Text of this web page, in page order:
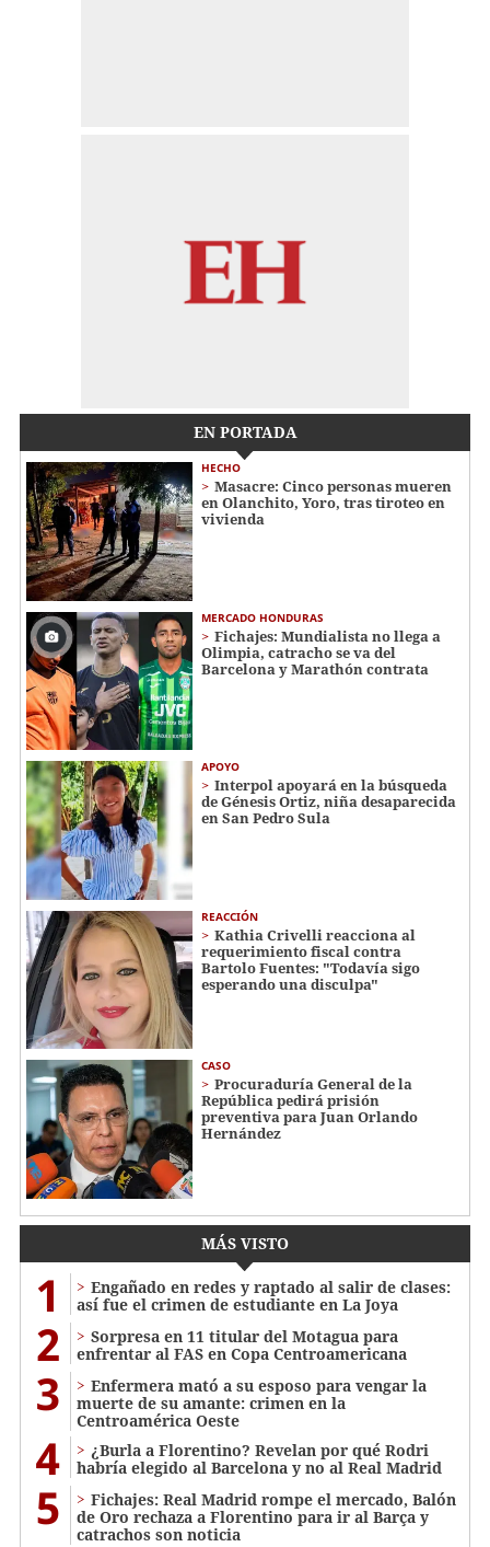
EN PORTADA
HECHO
Masacre: Cinco personas mueren
en Olanchito, Yoro, tras tiroteo en
vivienda
MERCADO HONDURAS
Fichajes: Mundialista no llega a
Olimpia, catracho se va del
Barcelona y Marathón contrata
APOYO
Interpol apoyará en la búsqueda
de Génesis Ortiz, niña desaparecida
en San Pedro Sula
REACCIÓN
Kathia Crivelli reacciona al
requerimiento fiscal contra
Bartolo Fuentes: "Todavía sigo
esperando una disculpa"
CASO
Procuraduría General de la
República pedirá prisión
preventiva para Juan Orlando
Hernández
MÁS VISTO
1
Engañado en redes y raptado al salir de clases:
así fue el crimen de estudiante en La Joya
2
Sorpresa en 11 titular del Motagua para
enfrentar al FAS en Copa Centroamericana
3
Enfermera mató a su esposo para vengar la
muerte de su amante: crimen en la
Centroamérica Oeste
4
¿Burla a Florentino? Revelan por qué Rodri
habría elegido al Barcelona y no al Real Madrid
5
Fichajes: Real Madrid rompe el mercado, Balón
de Oro rechaza a Florentino para ir al Barça y
catrachos son noticia